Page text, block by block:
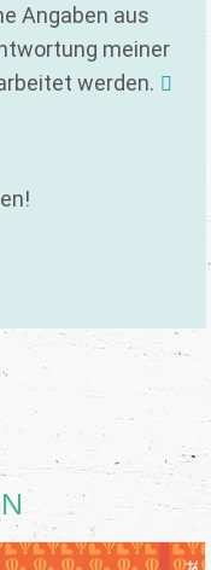
Angaben aus
meiner
werden.